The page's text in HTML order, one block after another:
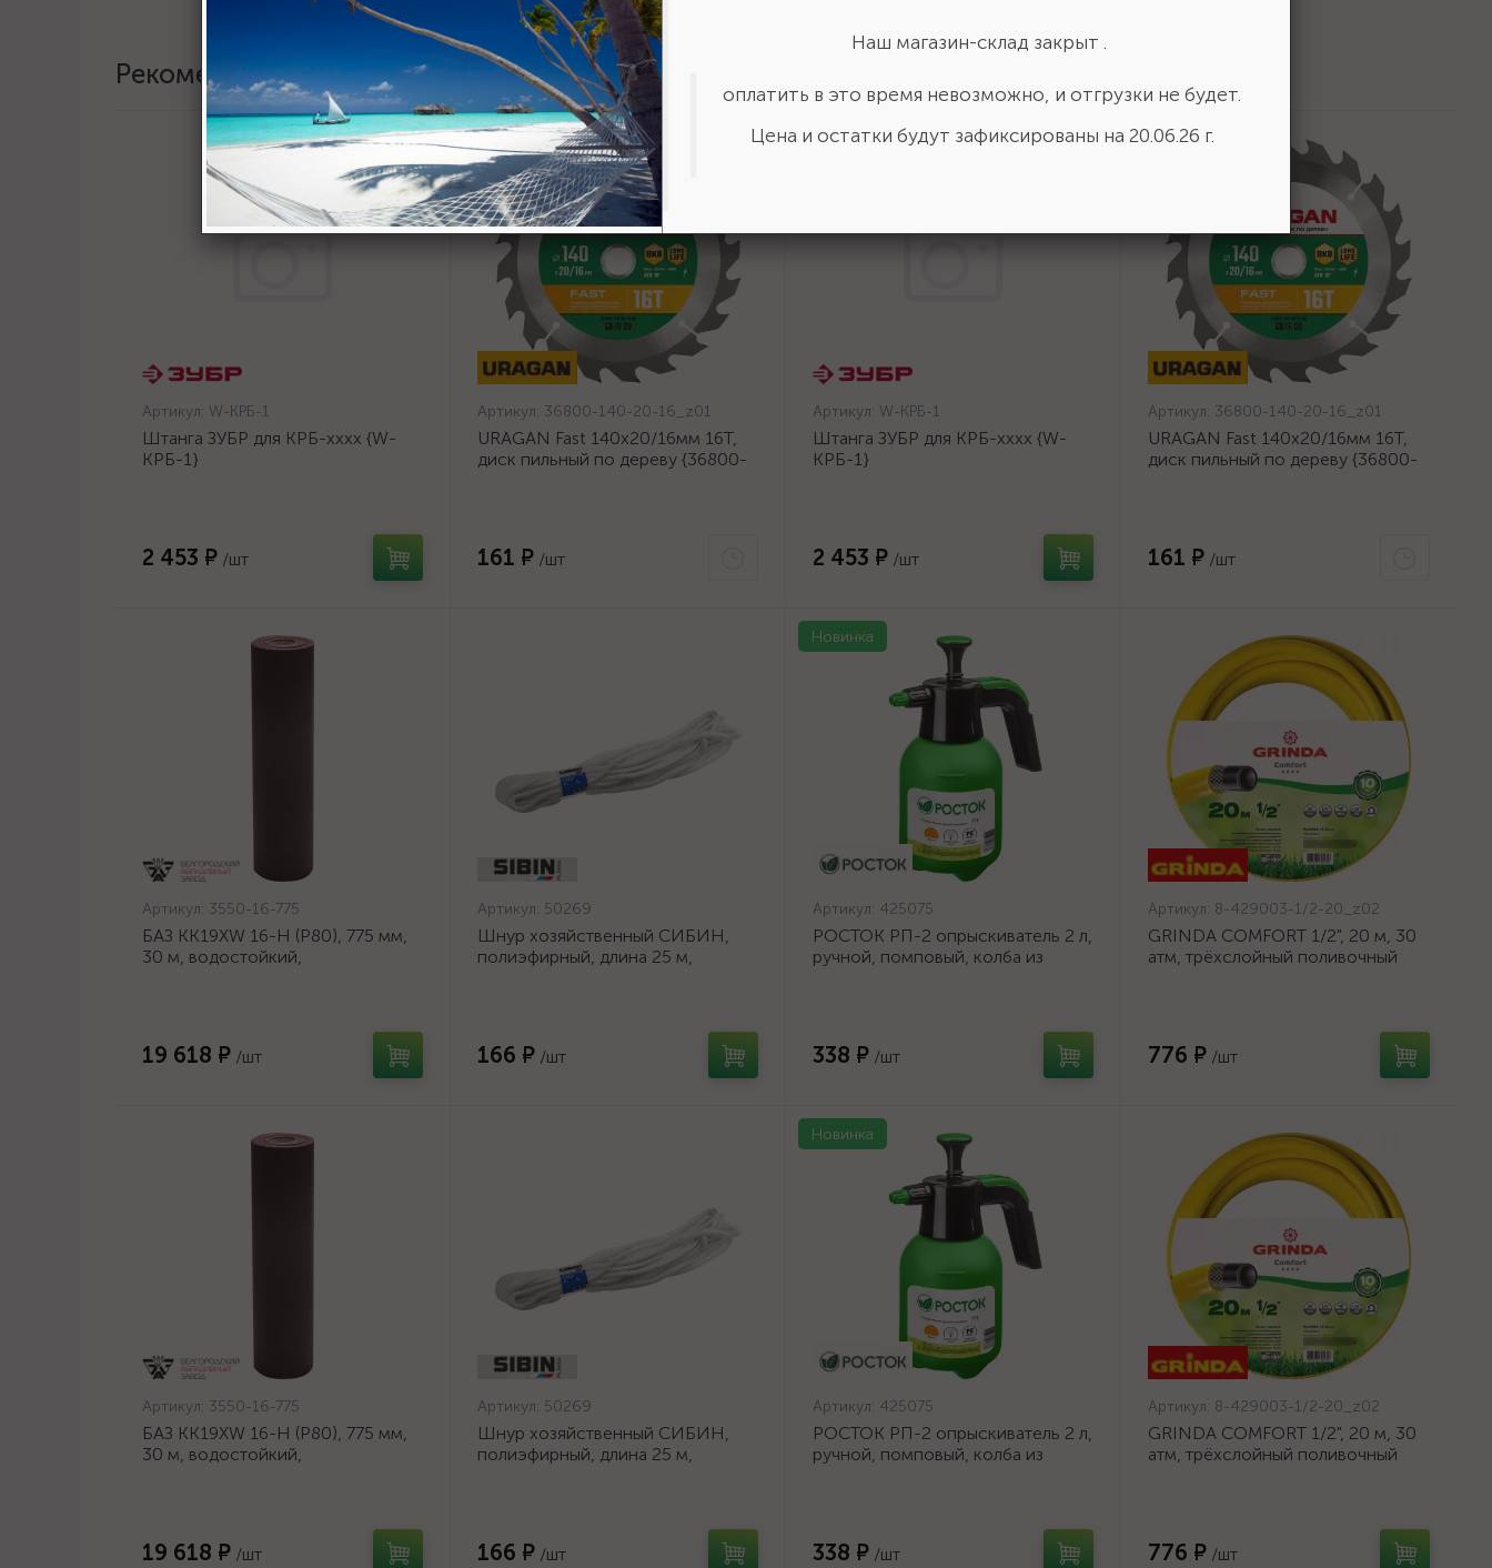
Рекомендации
Артикул: W-КРБ-1
Штанга ЗУБР для КРБ-хххх {W-
КРБ-1}
2 453 ₽ /шт
Артикул: 36800-140-20-16_z01
URAGAN Fast 140x20/16мм 16Т,
диск пильный по дереву {36800-
161 ₽ /шт
Артикул: W-КРБ-1
Штанга ЗУБР для КРБ-хххх {W-
КРБ-1}
2 453 ₽ /шт
Артикул: 36800-140-20-16_z01
URAGAN Fast 140x20/16мм 16Т,
диск пильный по дереву {36800-
161 ₽ /шт
Артикул: 3550-16-775
БАЗ KK19XW 16-H (Р80), 775 мм,
30 м, водостойкий,
19 618 ₽ /шт
Артикул: 50269
Шнур хозяйственный СИБИН,
полиэфирный, длина 25 м,
166 ₽ /шт
Новинка
Артикул: 425075
РОСТОК РП-2 опрыскиватель 2 л,
ручной, помповый, колба из
338 ₽ /шт
Артикул: 8-429003-1/2-20_z02
GRINDA COMFORT 1/2", 20 м, 30
атм, трёхслойный поливочный
776 ₽ /шт
Артикул: 3550-16-775
БАЗ KK19XW 16-H (Р80), 775 мм,
30 м, водостойкий,
19 618 ₽ /шт
Артикул: 50269
Шнур хозяйственный СИБИН,
полиэфирный, длина 25 м,
166 ₽ /шт
Новинка
Артикул: 425075
РОСТОК РП-2 опрыскиватель 2 л,
ручной, помповый, колба из
338 ₽ /шт
Артикул: 8-429003-1/2-20_z02
GRINDA COMFORT 1/2", 20 м, 30
атм, трёхслойный поливочный
776 ₽ /шт
Наш магазин-склад закрыт .
оплатить в это время невозможно, и отгрузки не будет.
Цена и остатки будут зафиксированы на 20.06.26 г.